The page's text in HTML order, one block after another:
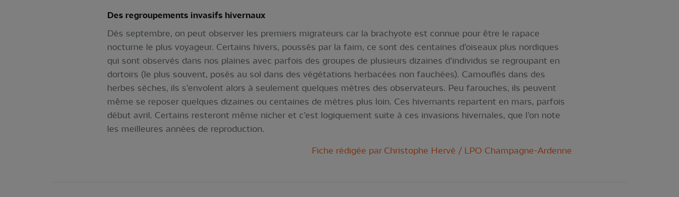
Des regroupements invasifs hivernaux
Dès septembre, on peut observer les premiers migrateurs car la brachyote est connue pour être le rapace
nocturne le plus voyageur. Certains hivers, poussés par la faim, ce sont des centaines d’oiseaux plus nordiques
qui sont observés dans nos plaines avec parfois des groupes de plusieurs dizaines d’individus se regroupant en
dortoirs (le plus souvent, posés au sol dans des végétations herbacées non fauchées). Camouflés dans des
herbes sèches, ils s’envolent alors à seulement quelques mètres des observateurs. Peu farouches, ils peuvent
même se reposer quelques dizaines ou centaines de mètres plus loin. Ces hivernants repartent en mars, parfois
début avril. Certains resteront même nicher et c’est logiquement suite à ces invasions hivernales, que l’on note
les meilleures années de reproduction.
Fiche rédigée par Christophe Hervé / LPO Champagne-Ardenne